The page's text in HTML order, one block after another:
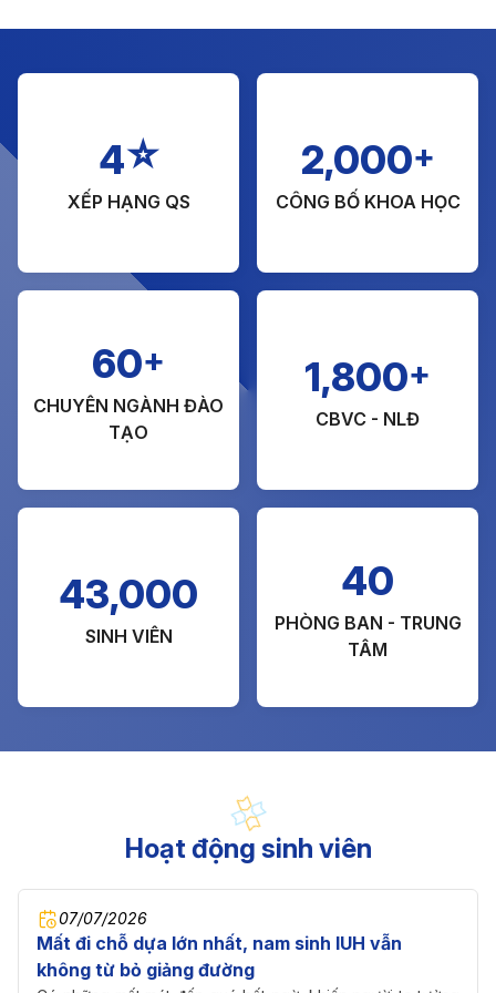
4☆
XẾP HẠNG QS
2,000+
CÔNG BỐ KHOA HỌC
60+
CHUYÊN NGÀNH ĐÀO
TẠO
1,800+
CBVC - NLĐ
43,000
SINH VIÊN
40
PHÒNG BAN - TRUNG
TÂM
Hoạt động sinh viên
07/07/2026
Mất đi chỗ dựa lớn nhất, nam sinh IUH vẫn
không từ bỏ giảng đường